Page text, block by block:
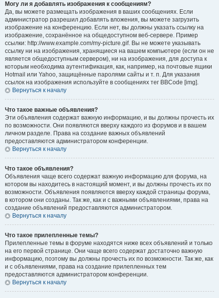
Могу ли я добавлять изображения к сообщениям?
Да, вы можете размещать изображения в ваших сообщениях. Если
администратор разрешил добавлять вложения, вы можете загрузить
изображение на конференцию. Если нет, вы должны указать ссылку на
изображение, сохранённое на общедоступном веб-сервере. Пример
ссылки: http://www.example.com/my-picture.gif. Вы не можете указывать
ссылку ни на изображения, хранящиеся на вашем компьютере (если он не
является общедоступным сервером), ни на изображения, для доступа к
которым необходима аутентификация, как, например, на почтовые ящики
Hotmail или Yahoo, защищённые паролями сайты и т. п. Для указания
ссылок на изображения используйте в сообщениях тег BBCode [img].
Вернуться к началу
Что такое важные объявления?
Эти объявления содержат важную информацию, и вы должны прочесть их
по возможности. Они появляются вверху каждого из форумов и в вашем
личном разделе. Права на создание важных объявлений
предоставляются администратором конференции.
Вернуться к началу
Что такое объявления?
Объявления чаще всего содержат важную информацию для форума, на
котором вы находитесь в настоящий момент, и вы должны прочесть их по
возможности. Объявления появляются вверху каждой страницы форума,
в котором они созданы. Так же, как и с важными объявлениями, права на
создание объявлений предоставляются администратором.
Вернуться к началу
Что такое прилепленные темы?
Прилепленные темы в форуме находятся ниже всех объявлений и только
на его первой странице. Они чаще всего содержат достаточно важную
информацию, поэтому вы должны прочесть их по возможности. Так же, как
и с объявлениями, права на создание прилепленных тем
предоставляются администратором конференции.
Вернуться к началу